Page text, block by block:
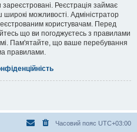
Реєстрація займає
широкі можливості. Адміністратор
користувачам. Перед
що ви погоджуєтесь з правилами
Пам'ятайте, що ваше перебування
правилами.
Часовий пояс UTC+03:00